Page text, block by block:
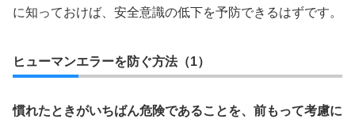
に知っておけば、安全意識の低下を予防できるはずです。
ヒューマンエラーを防ぐ方法（1）
慣れたときがいちばん危険であることを、前もって考慮に